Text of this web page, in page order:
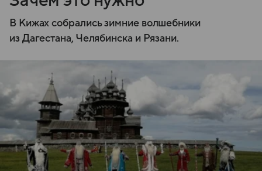
В Кижах собрались зимние волшебники
из Дагестана, Челябинска и Рязани.